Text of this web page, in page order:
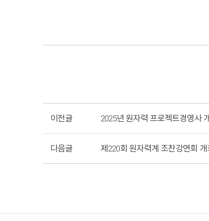
이전글 2025년 원자력 프로젝트경영사
다음글 제220회 원자력계 조찬강연회